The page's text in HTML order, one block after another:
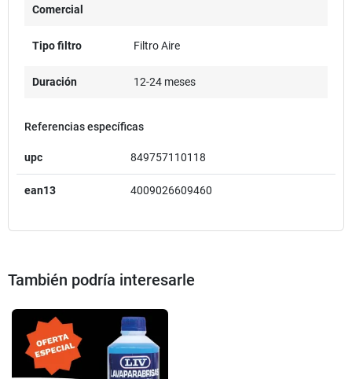
Comercial
Tipo filtro Filtro Aire
Duración 12-24 meses
Referencias específicas
upc 849757110118
ean13 4009026609460
También podría interesarle